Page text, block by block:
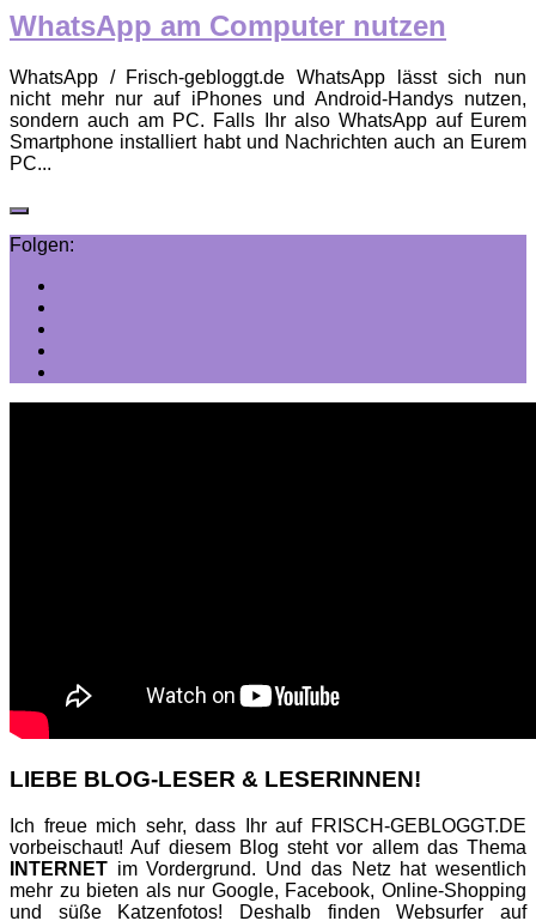
WhatsApp am Computer nutzen
WhatsApp / Frisch-gebloggt.de WhatsApp lässt sich nun
nicht mehr nur auf iPhones und Android-Handys nutzen,
sondern auch am PC. Falls Ihr also WhatsApp auf Eurem
Smartphone installiert habt und Nachrichten auch an Eurem
PC...
Folgen:
LIEBE BLOG-LESER & LESERINNEN!
Ich freue mich sehr, dass Ihr auf FRISCH-GEBLOGGT.DE
vorbeischaut! Auf diesem Blog steht vor allem das Thema
INTERNET im Vordergrund. Und das Netz hat wesentlich
mehr zu bieten als nur Google, Facebook, Online-Shopping
und süße Katzenfotos! Deshalb finden Websurfer auf